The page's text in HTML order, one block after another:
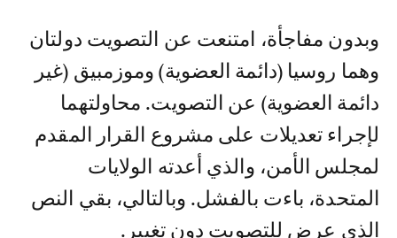
وبدون مفاجأة، امتنعت عن التصويت دولتان
وهما روسيا (دائمة العضوية) وموزمبيق (غير
دائمة العضوية) عن التصويت. محاولتهما
لإجراء تعديلات على مشروع القرار المقدم
لمجلس الأمن، والذي أعدته الولايات
المتحدة، باءت بالفشل. وبالتالي، بقي النص
الذي عرض للتصويت دون تغيير.